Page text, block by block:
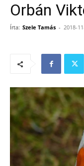
Orbán
Írta: Szele Tamás - 2018-